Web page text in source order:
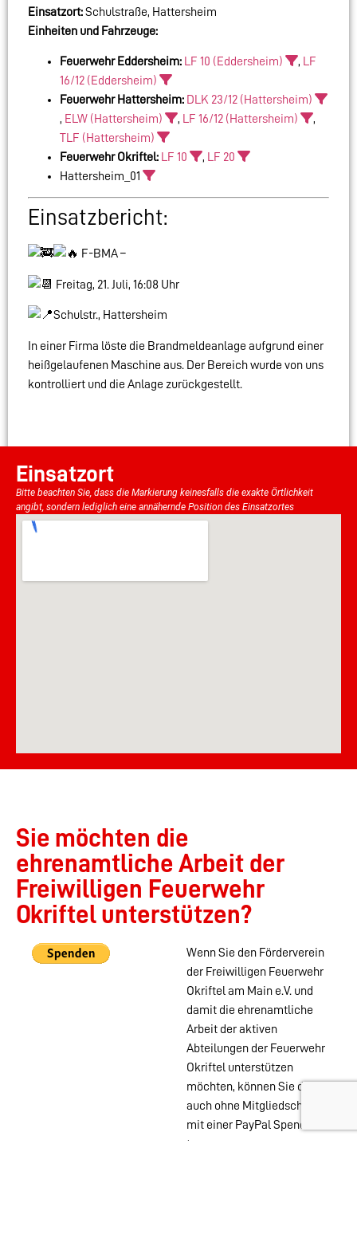
Einsatzort:Schulstraße, Hattersheim
Einheiten und Fahrzeuge:
Feuerwehr Eddersheim: LF 10 (Eddersheim) ,
LF
16/12 (Eddersheim)
Feuerwehr Hattersheim: DLK 23/12 (Hattersheim)
, ELW (Hattersheim) , LF 16/12 (Hattersheim)
,
TLF (Hattersheim)
Feuerwehr Okriftel:
LF 10 ,
LF 20
Hattersheim_01
Einsatzbericht:
F-BMA –
Freitag, 21. Juli, 16:08 Uhr
Schulstr., Hattersheim
In einer Firma löste die Brandmeldeanlage aufgrund einer
heißgelaufenen Maschine aus. Der Bereich wurde von uns
kontrolliert und die Anlage zurückgestellt.
Einsatzort
Bitte beachten Sie, dass die Markierung keinesfalls die exakte Örtlichkeit
angibt, sondern lediglich eine annähernde Position des Einsatzortes
Sie möchten die
ehrenamtliche Arbeit der
Freiwilligen Feuerwehr
Okriftel unterstützen?
Wenn Sie den Förderverein
der Freiwilligen Feuerwehr
Okriftel am Main e.V. und
damit die ehrenamtliche
Arbeit der aktiven
Abteilungen der Feuerwehr
Okriftel unterstützen
möchten, können Sie das
auch ohne Mitgliedschaft
mit einer PayPal Spende
tun.